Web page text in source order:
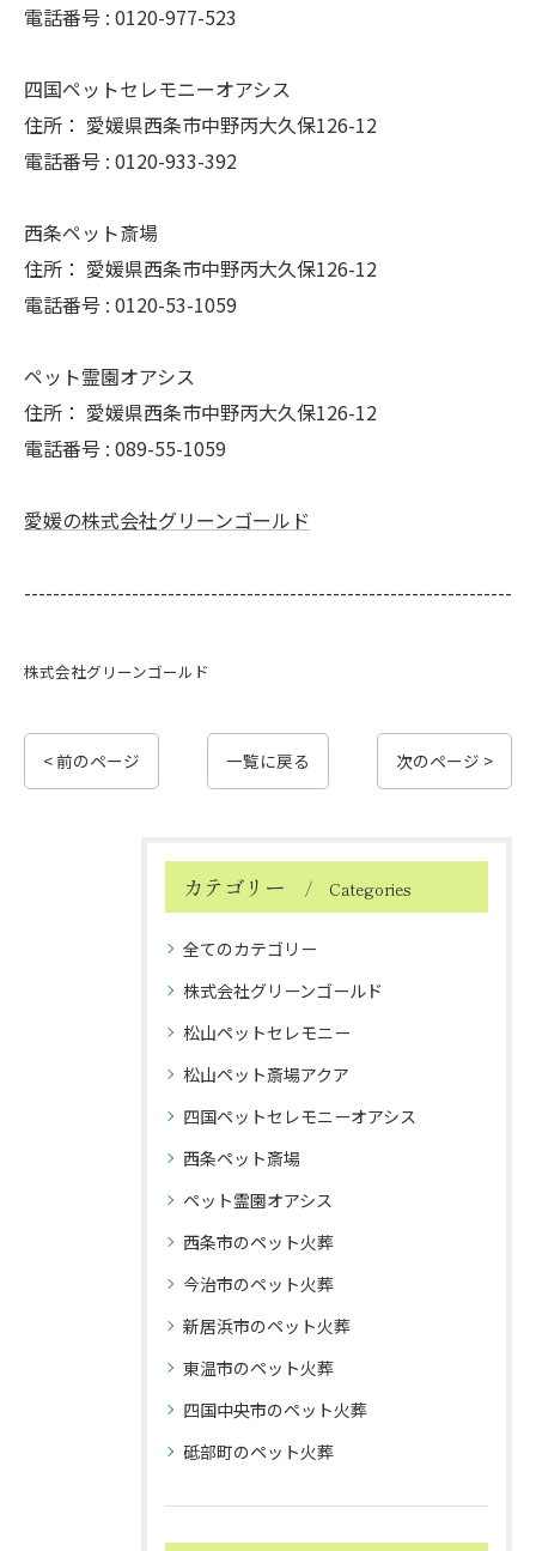
電話番号 : 0120-977-523
四国ペットセレモニーオアシス
住所： 愛媛県西条市中野丙大久保126-12
電話番号 : 0120-933-392
西条ペット斎場
住所： 愛媛県西条市中野丙大久保126-12
電話番号 : 0120-53-1059
ペット霊園オアシス
住所： 愛媛県西条市中野丙大久保126-12
電話番号 : 089-55-1059
愛媛の株式会社グリーンゴールド
--------------------------------------------------------------------
株式会社グリーンゴールド
< 前のページ 一覧に戻る 次のページ >
カテゴリー Categories
全てのカテゴリー
株式会社グリーンゴールド
松山ペットセレモニー
松山ペット斎場アクア
四国ペットセレモニーオアシス
西条ペット斎場
ペット霊園オアシス
西条市のペット火葬
今治市のペット火葬
新居浜市のペット火葬
東温市のペット火葬
四国中央市のペット火葬
砥部町のペット火葬